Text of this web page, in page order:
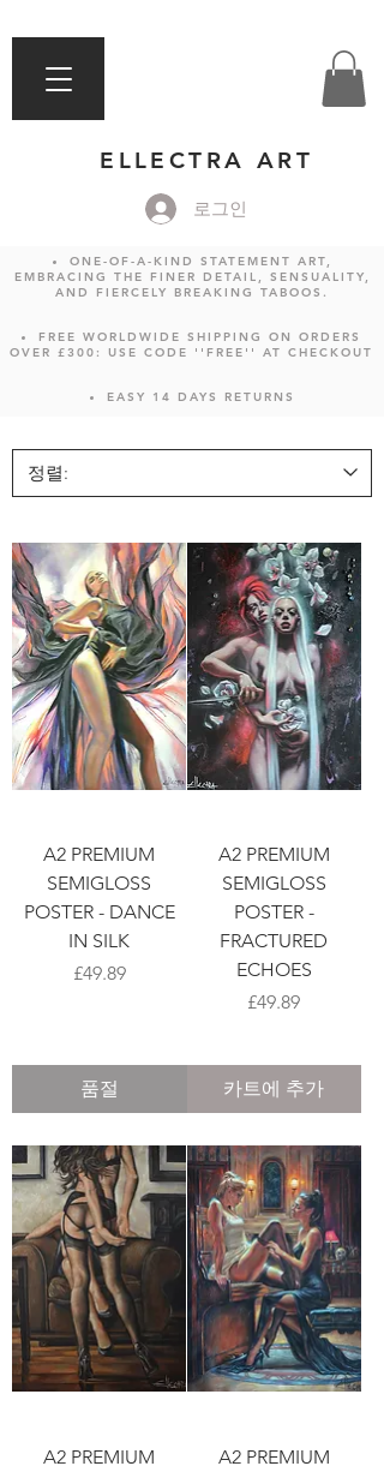
ELLECTRA ART
로그인
ONE-OF-A-KIND STATEMENT ART,
EMBRACING THE FINER DETAIL, SENSUALITY,
AND FIERCELY BREAKING TABOOS.
FREE WORLDWIDE SHIPPING ON ORDERS
OVER £300: USE CODE ''FREE'' AT CHECKOUT
EASY 14 DAYS RETURNS
A2 PREMIUM
SEMIGLOSS
POSTER - DANCE
IN SILK
가격
£49.89
품절
A2 PREMIUM
SEMIGLOSS
POSTER -
FRACTURED
ECHOES
가격
£49.89
카트에 추가
A2 PREMIUM
A2 PREMIUM